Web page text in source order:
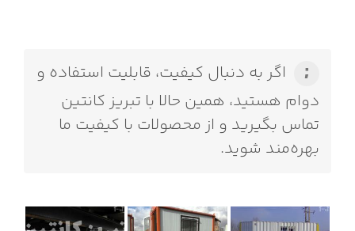
اگر به دنبال کیفیت، قابلیت استفاده و
دوام هستید، همین حالا با تبریز کانتین
تماس بگیرید و از محصولات با کیفیت ما
بهره‌مند شوید.